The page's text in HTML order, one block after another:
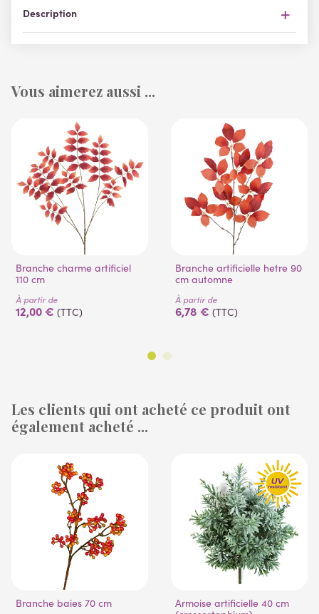
Description
Vous aimerez aussi ...
Branche charme artificiel
110 cm
À partir de
12,00 € (TTC)
Branche artificielle hetre 90
cm automne
À partir de
6,78 € (TTC)
Les clients qui ont acheté ce produit ont
également acheté ...
Branche baies 70 cm
Armoise artificielle 40 cm